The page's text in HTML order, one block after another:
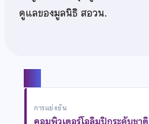
ดูแลของมูลนิธิ สอวน.
การแข่งขัน